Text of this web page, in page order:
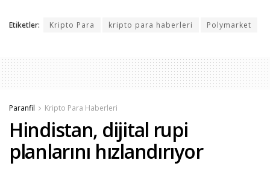
Etiketler: Kripto Para kripto para haberleri Polymarket
Paranfil Kripto Para Haberleri
Hindistan, dijital rupi
planlarını hızlandırıyor